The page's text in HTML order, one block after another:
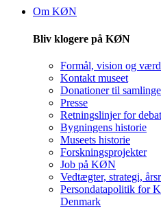
Om KØN
Bliv klogere på KØN
Formål, vision og
Kontakt museet
Donationer til
Presse
Retningslinjer for
Bygningens historie
Museets historie
Forskningsprojekter
Job på KØN
Vedtægter, strategi,
Persondatapolitik for
Denmark